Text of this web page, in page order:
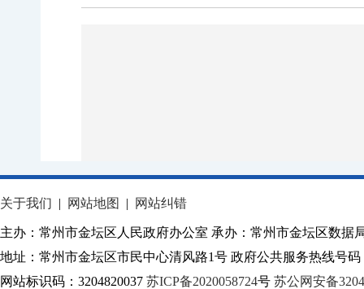
关于我们 | 网站地图 | 网站纠错
主办：常州市金坛区人民政府办公室 承办：常州市金坛区数据
地址：常州市金坛区市民中心清风路1号 政府公共服务热线号码
网站标识码：3204820037 苏ICP备2020058724号 苏公网安备